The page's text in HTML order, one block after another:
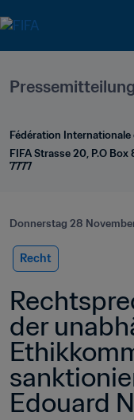
Pressemitteilung
Fédération
FIFA Strasse 20, P.O
7777
Donnerstag 28
Recht
der
Edouard